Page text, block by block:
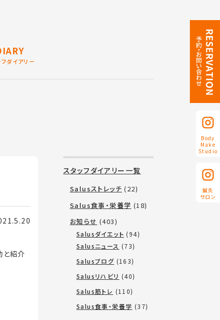
フダイアリー
Body
Make
Studio
鍼灸
サロン
と紹介
スタッフダイアリー一覧
Salusストレッチ (22)
Salus食事・栄養学 (18)
お知らせ (403)
Salusダイエット (94)
Salusニュース (73)
Salusブログ (163)
Salusリハビリ (40)
Salus筋トレ (110)
Salus食事・栄養学 (37)